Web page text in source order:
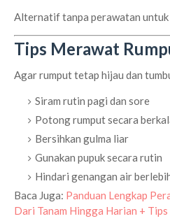
Alternatif tanpa perawatan
Tips Merawat
Agar rumput tetap hijau dan
Siram rutin pagi dan sore
Potong rumput secara
Bersihkan gulma liar
Gunakan pupuk secara rutin
Hindari genangan air
Baca Juga: Panduan Lengkap
Dari Tanam Hingga Harian +